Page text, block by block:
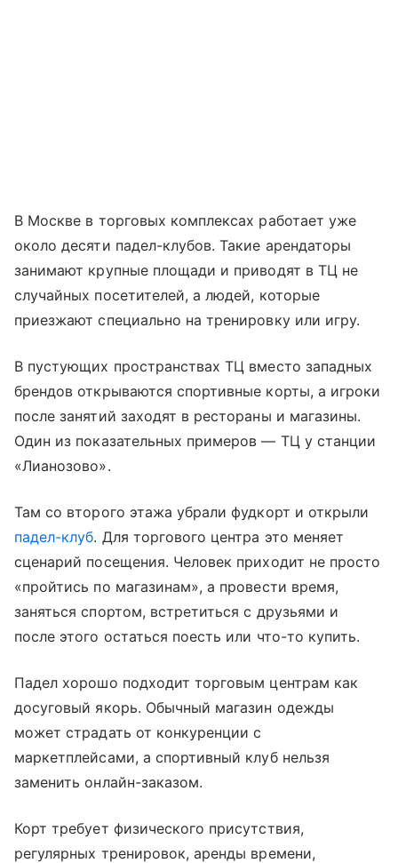
В Москве в торговых комплексах работает уже
около десяти падел-клубов. Такие арендаторы
занимают крупные площади и приводят в ТЦ не
случайных посетителей, а людей, которые
приезжают специально на тренировку или игру.
В пустующих пространствах ТЦ вместо западных
брендов открываются спортивные корты, а игроки
после занятий заходят в рестораны и магазины.
Один из показательных примеров — ТЦ у станции
«Лианозово».
Там со второго этажа убрали фудкорт и открыли
падел-клуб. Для торгового центра это меняет
сценарий посещения. Человек приходит не просто
«пройтись по магазинам», а провести время,
заняться спортом, встретиться с друзьями и
после этого остаться поесть или что-то купить.
Падел хорошо подходит торговым центрам как
досуговый якорь. Обычный магазин одежды
может страдать от конкуренции с
маркетплейсами, а спортивный клуб нельзя
заменить онлайн-заказом.
Корт требует физического присутствия,
регулярных тренировок, аренды времени,